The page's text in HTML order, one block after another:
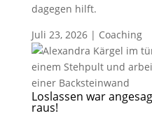
dagegen hilft.
Juli 23, 2026| Coaching
Loslassen war
raus!